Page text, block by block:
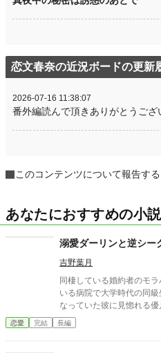
恋文春奈の近況ボードの更新
2026-07-16 11:38:07
番外編読んで頂きありがとうござ
このコンテンツについて報告する
あなたにおすすめの小説
溺愛ダーリンと逆シー
吉野葉月
同棲している婚約者のモ
いる病院で大学時代の同
なっていた彼に見惚れる
た。しかも優月との子ども
月はモラハラから抜け出す
恋愛 完結 長編